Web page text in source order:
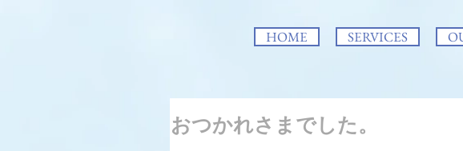
HOME SERVICES
おつかれさまでした。